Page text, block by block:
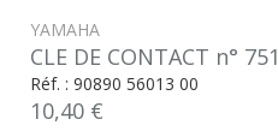
YAMAHA
CLE DE CONTACT n° 751
Réf. : 90890 56013 00
10,40 €